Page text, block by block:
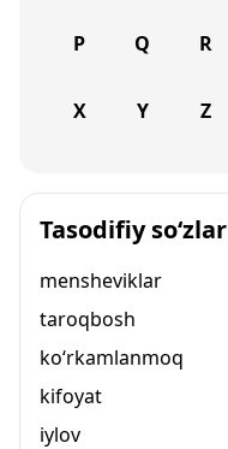
P Q R
X Y Z
Tasodifiy so‘zlar
mensheviklar
taroqbosh
ko‘rkamlanmoq
kifoyat
iylov